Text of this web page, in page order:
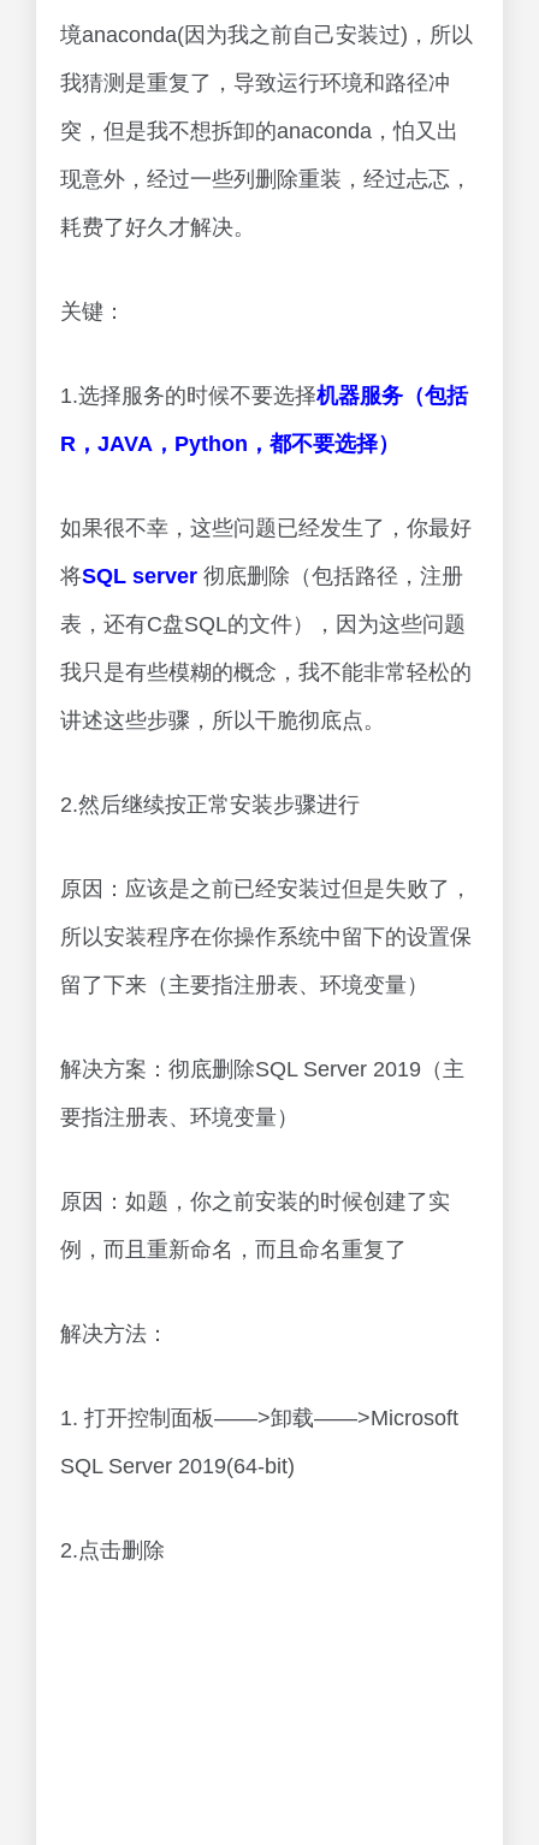
境anaconda(因为我之前自己安装过)，所以
我猜测是重复了，导致运行环境和路径冲
突，但是我不想拆卸的anaconda，怕又出
现意外，经过一些列删除重装，经过忐忑，
耗费了好久才解决。
关键：
1.选择服务的时候不要选择机器服务（包括
R，JAVA，Python，都不要选择）
如果很不幸，这些问题已经发生了，你最好
将SQL server 彻底删除（包括路径，注册
表，还有C盘SQL的文件），因为这些问题
我只是有些模糊的概念，我不能非常轻松的
讲述这些步骤，所以干脆彻底点。
2.然后继续按正常安装步骤进行
原因：应该是之前已经安装过但是失败了，
所以安装程序在你操作系统中留下的设置保
留了下来（主要指注册表、环境变量）
解决方案：彻底删除SQL Server 2019（主
要指注册表、环境变量）
原因：如题，你之前安装的时候创建了实
例，而且重新命名，而且命名重复了
解决方法：
1. 打开控制面板——>卸载——>Microsoft
SQL Server 2019(64-bit)
2.点击删除